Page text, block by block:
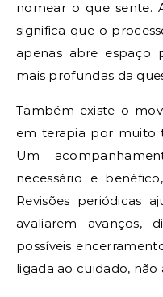
nomear o que sente.
significa que o
apenas abre espaço
mais profundas da
Também existe o
em terapia por muito
Um
necessário e
Revisões periódicas
avaliarem avanços,
possíveis
ligada ao cuidado, não